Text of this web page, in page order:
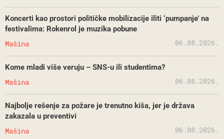
Koncerti kao prostori političke mobilizacije iliti ‘pumpanje’ na
festivalima: Rokenrol je muzika pobune
Mašina 06.08.2026.
Kome mladi više veruju – SNS-u ili studentima?
Mašina 06.08.2026.
Najbolje rešenje za požare je trenutno kiša, jer je država
zakazala u preventivi
Mašina 06.08.2026.